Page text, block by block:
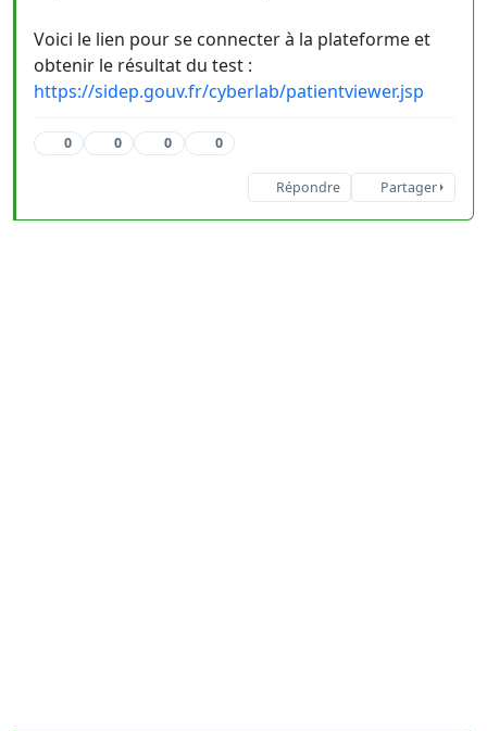
Voici le lien pour se connecter à la plateforme et
obtenir le résultat du test :
https://sidep.gouv.fr/cyberlab/patientviewer.jsp
0 0 0 0
Répondre Partager